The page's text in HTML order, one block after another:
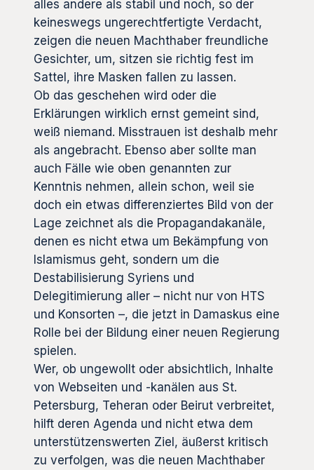
alles andere als stabil und noch, so der
keineswegs ungerechtfertigte Verdacht,
zeigen die neuen Machthaber freundliche
Gesichter, um, sitzen sie richtig fest im
Sattel, ihre Masken fallen zu lassen.
Ob das geschehen wird oder die
Erklärungen wirklich ernst gemeint sind,
weiß niemand. Misstrauen ist deshalb mehr
als angebracht. Ebenso aber sollte man
auch Fälle wie oben genannten zur
Kenntnis nehmen, allein schon, weil sie
doch ein etwas differenziertes Bild von der
Lage zeichnet als die Propagandakanäle,
denen es nicht etwa um Bekämpfung von
Islamismus geht, sondern um die
Destabilisierung Syriens und
Delegitimierung aller – nicht nur von HTS
und Konsorten –, die jetzt in Damaskus eine
Rolle bei der Bildung einer neuen Regierung
spielen.
Wer, ob ungewollt oder absichtlich, Inhalte
von Webseiten und -kanälen aus St.
Petersburg, Teheran oder Beirut verbreitet,
hilft deren Agenda und nicht etwa dem
unterstützenswerten Ziel, äußerst kritisch
zu verfolgen, was die neuen Machthaber